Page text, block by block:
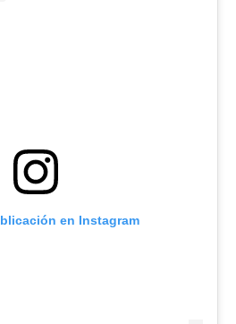
en Instagram